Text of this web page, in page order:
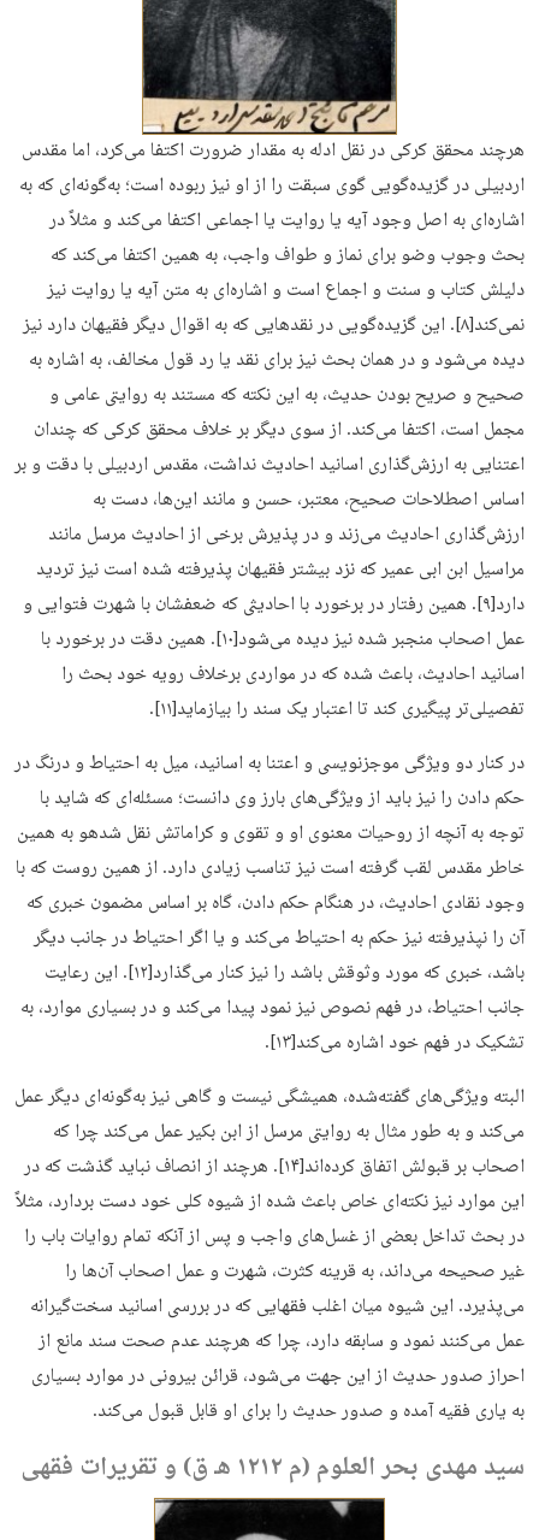
هرچند محقق کرکی در نقل ادله به مقدار ضرورت اکتفا می‌کرد، اما مقدس
اردبیلی در گزیده‌گویی گوی سبقت را از او نیز ربوده است؛ به‌گونه‌ای که به
اشاره‌ای به اصل وجود آیه یا روایت یا اجماعی اکتفا می‌کند و مثلاً در
بحث وجوب وضو برای نماز و طواف واجب، به همین اکتفا می‌کند که
دلیلش کتاب و سنت و اجماع است و اشاره‌ای به متن آیه یا روایت نیز
نمی‌کند[۸]. این گزیده‌گویی در نقدهایی که به اقوال دیگر فقیهان دارد نیز
دیده می‌شود و در همان بحث نیز برای نقد یا رد قول مخالف، به اشاره به
صحیح و صریح بودن حدیث، به این نکته که مستند به روایتی عامی و
مجمل است، اکتفا می‌کند. از سوی دیگر بر خلاف محقق کرکی که چندان
اعتنایی به ارزش‌گذاری اسانید احادیث نداشت، مقدس اردبیلی با دقت و بر
اساس اصطلاحات صحیح، معتبر، حسن و مانند این‌ها، دست به
ارزش‌گذاری احادیث می‌زند و در پذیرش برخی از احادیث مرسل مانند
مراسیل ابن ابی عمیر که نزد بیشتر فقیهان پذیرفته شده است نیز تردید
دارد[۹]. همین رفتار در برخورد با احادیثی که ضعفشان با شهرت فتوایی و
عمل اصحاب منجبر شده نیز دیده می‌شود[۱۰]. همین دقت در برخورد با
اسانید احادیث، باعث شده که در مواردی برخلاف رویه خود بحث را
تفصیلی‌تر پیگیری کند تا اعتبار یک سند را بیازماید[۱۱].
در کنار دو ویژگی موجزنویسی و اعتنا به اسانید، میل به احتیاط و درنگ در
حکم دادن را نیز باید از ویژگی‌های بارز وی دانست؛ مسئله‌ای که شاید با
توجه به آنچه از روحیات معنوی او و تقوی و کراماتش نقل شدهو به همین
خاطر مقدس لقب گرفته است نیز تناسب زیادی دارد. از همین روست که با
وجود نقادی احادیث، در هنگام حکم دادن، گاه بر اساس مضمون خبری که
آن را نپذیرفته نیز حکم به احتیاط می‌کند و یا اگر احتیاط در جانب دیگر
باشد، خبری که مورد وثوقش باشد را نیز کنار می‌گذارد[۱۲]. این رعایت
جانب احتیاط، در فهم نصوص نیز نمود پیدا می‌کند و در بسیاری موارد، به
تشکیک در فهم خود اشاره می‌کند[۱۳].
البته ویژگی‌های گفته‌شده، همیشگی نیست و گاهی نیز به‌گونه‌ای دیگر عمل
می‌کند و به ‌طور مثال به روایتی مرسل از ابن بکیر عمل می‌کند چرا که
اصحاب بر قبولش اتفاق کرده‌اند[۱۴]. هرچند از انصاف نباید گذشت که در
این موارد نیز نکته‌ای خاص باعث شده از شیوه کلی خود دست بردارد، مثلاً
در بحث تداخل بعضی از غسل‌های واجب و پس از آنکه تمام روایات باب را
غیر صحیحه می‌داند، به قرینه کثرت، شهرت و عمل اصحاب آن‌ها را
می‌پذیرد. این شیوه میان اغلب فقهایی که در بررسی اسانید سخت‌گیرانه
عمل می‌کنند نمود و سابقه دارد، چرا که هرچند عدم صحت سند مانع از
احراز صدور حدیث از این جهت می‌شود، قرائن بیرونی در موارد بسیاری
به یاری فقیه آمده و صدور حدیث را برای او قابل قبول می‌کند.
سید مهدی بحر العلوم (م ۱۲۱۲ هـ ق) و تقریرات فقهی